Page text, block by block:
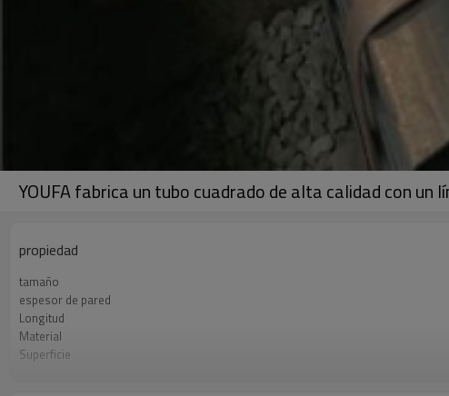
YOUFA fabrica un tubo cuadrado de alta calidad con un
propiedad
tamaño
espesor de pared
Longitud
Material
Superficie